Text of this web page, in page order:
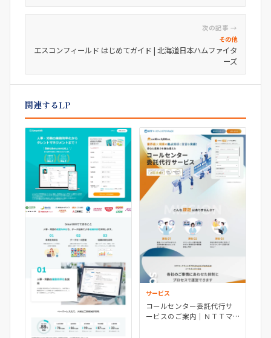
次の記事 →
その他
エスコンフィールド はじめてガイド | 北海道日本ハムファイタ
ーズ
関連するLP
サービス
コールセンター委託代行サ
ービスのご案内｜ＮＴＴマ